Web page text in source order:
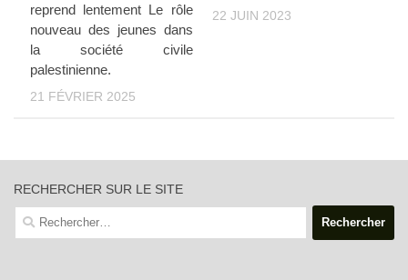
reprend lentement Le rôle
nouveau des jeunes dans
la société civile
palestinienne.
21 FÉVRIER 2025
22 JUIN 2023
RECHERCHER SUR LE SITE
Rechercher :